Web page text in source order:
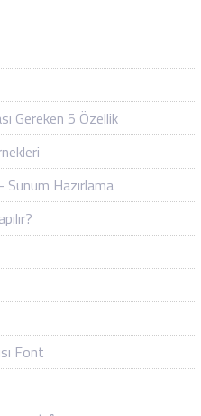
Gereken 5 Özellik
Sunum Hazırlama
Font